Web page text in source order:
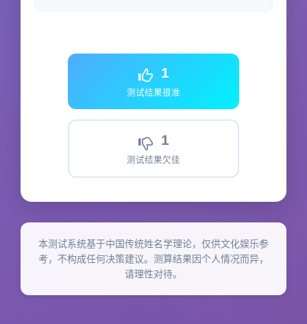
1
测试结果很准
1
测试结果欠佳
本测试系统基于中国传统姓名学理论，仅供文化娱乐参
考，不构成任何决策建议。测算结果因个人情况而异，
请理性对待。